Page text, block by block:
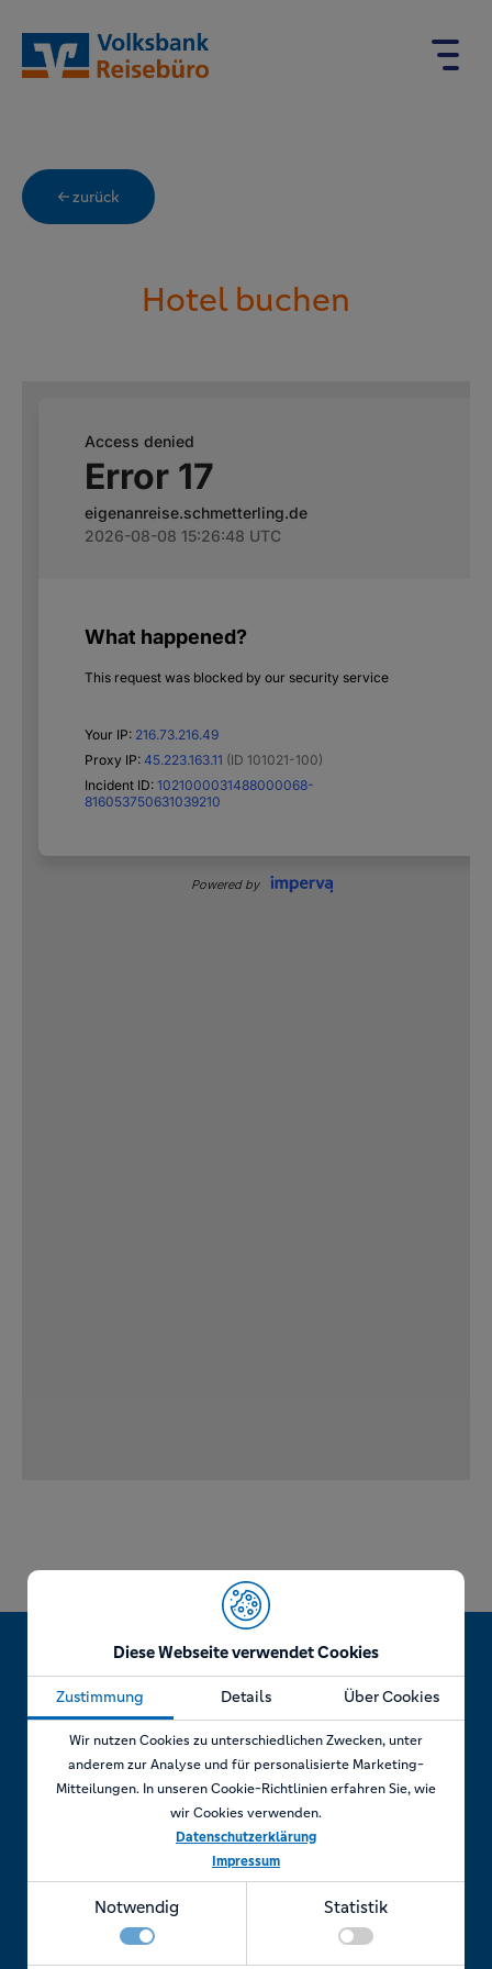
Diese Webseite verwendet Cookies
Zustimmung Details Über Cookies
Wir nutzen Cookies zu unterschiedlichen Zwecken, unter
anderem zur Analyse und für personalisierte Marketing-
Mitteilungen. In unseren Cookie-Richtlinien erfahren Sie, wie
wir Cookies verwenden.
Datenschutzerklärung
Impressum
Notwendig Statistik
← zurück
Hotel buchen
Jetzt Termin vereinbaren!
Telefonisch
+49 7841 69 11880